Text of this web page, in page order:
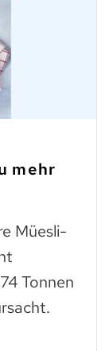
mehr
Müesli-
Tonnen